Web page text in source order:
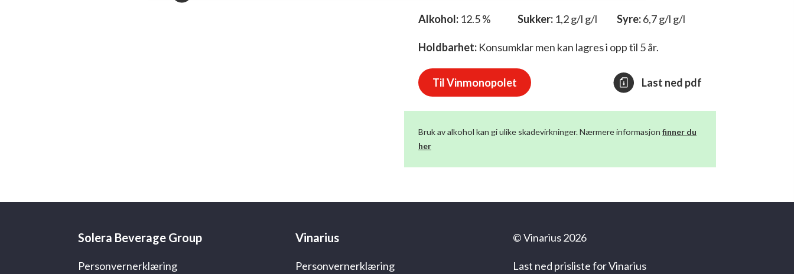
Alkohol: 12.5 % Sukker: 1,2 g/l g/l Syre:6,7 g/l g/l
Holdbarhet: Konsumklar men kan lagres i opp til 5 år.
Til Vinmonopolet Last ned pdf
Bruk av alkohol kan gi ulike skadevirkninger. Nærmere informasjonfinner du
her
Solera Beverage Group
Personvernerklæring
Vinarius
Personvernerklæring
© Vinarius 2026
Last ned prisliste for Vinarius